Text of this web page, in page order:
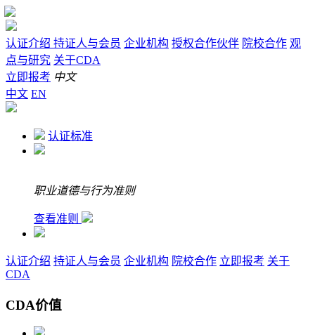
认证介绍 持证人与会员 企业机构 授权合作伙伴 院校合作 观
点与研究 关于CDA
立即报考 中文
中文 EN
认证标准
职业道德与行为准则
查看准则
认证介绍 持证人与会员 企业机构 院校合作 立即报考 关于
CDA
CDA价值